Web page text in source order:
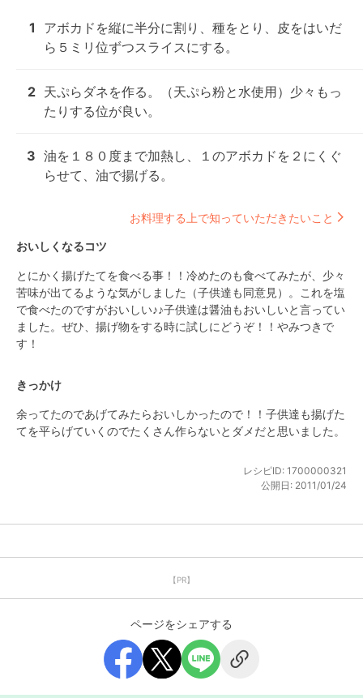
1
アボカドを縦に半分に割り、種をとり、皮をはいだ
ら５ミリ位ずつスライスにする。
2 天ぷらダネを作る。（天ぷら粉と水使用）少々もっ
たりする位が良い。
3 油を１８０度まで加熱し、１のアボカドを２にくぐ
らせて、油で揚げる。
お料理する上で知っていただきたいこと
おいしくなるコツ
とにかく揚げたてを食べる事！！冷めたのも食べてみたが、少々
苦味が出てるような気がしました（子供達も同意見）。これを塩
で食べたのですがおいしい♪♪子供達は醤油もおいしいと言ってい
ました。ぜひ、揚げ物をする時に試しにどうぞ！！やみつきで
す！
きっかけ
余ってたのであげてみたらおいしかったので！！子供達も揚げた
てを平らげていくのでたくさん作らないとダメだと思いました。
レシピID: 1700000321
公開日: 2011/01/24
【PR】
ページをシェアする